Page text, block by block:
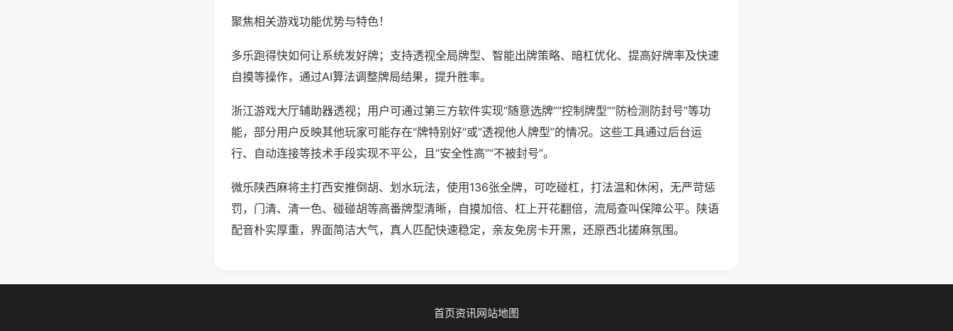
聚焦相关游戏功能优势与特色！
多乐跑得快如何让系统发好牌；支持透视全局牌型、智能出牌策略、暗杠优化、提高好牌率及快速
自摸等操作，通过AI算法调整牌局结果，提升胜率。
浙江游戏大厅辅助器透视；用户可通过第三方软件实现“随意选牌”“控制牌型”“防检测防封号”等功
能，部分用户反映其他玩家可能存在“牌特别好”或“透视他人牌型”的情况。这些工具通过后台运
行、自动连接等技术手段实现不平公，且“安全性高”“不被封号”。
微乐陕西麻将主打西安推倒胡、划水玩法，使用136张全牌，可吃碰杠，打法温和休闲，无严苛惩
罚，门清、清一色、碰碰胡等高番牌型清晰，自摸加倍、杠上开花翻倍，流局查叫保障公平。陕语
配音朴实厚重，界面简洁大气，真人匹配快速稳定，亲友免房卡开黑，还原西北搓麻氛围。
首页资讯网站地图